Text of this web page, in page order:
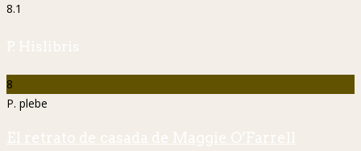
8.1
P. Hislibris
8
P. plebe
El retrato de casada de Maggie O’Farrell